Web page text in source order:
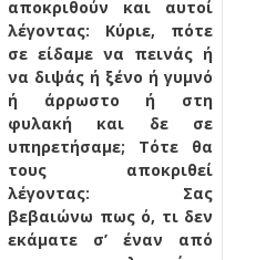
αποκριθούν και αυτοί
λέγοντας: Κύριε, πότε
σε είδαμε να πεινάς ή
να διψάς ή ξένο ή γυμνό
ή άρρωστο ή στη
φυλακή και δε σε
υπηρετήσαμε; Τότε θα
τους αποκριθεί
λέγοντας: Σας
βεβαιώνω πως ό, τι δεν
εκάματε σ’ έναν από